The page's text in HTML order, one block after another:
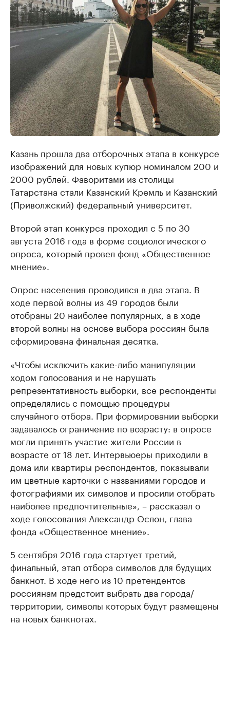
Казань прошла два отборочных этапа в конкурсе
изображений для новых купюр номиналом 200 и
2000 рублей. Фаворитами из столицы
Татарстана стали Казанский Кремль и Казанский
(Приволжский) федеральный университет.
Второй этап конкурса проходил с 5 по 30
августа 2016 года в форме социологического
опроса, который провел фонд «Общественное
мнение».
Опрос населения проводился в два этапа. В
ходе первой волны из 49 городов были
отобраны 20 наиболее популярных, а в ходе
второй волны на основе выбора россиян была
сформирована финальная десятка.
«Чтобы исключить какие-либо манипуляции
ходом голосования и не нарушать
репрезентативность выборки, все респонденты
определялись с помощью процедуры
случайного отбора. При формировании выборки
задавалось ограничение по возрасту: в опросе
могли принять участие жители России в
возрасте от 18 лет. Интервьюеры приходили в
дома или квартиры респондентов, показывали
им цветные карточки с названиями городов и
фотографиями их символов и просили отобрать
наиболее предпочтительные», – рассказал о
ходе голосования Александр Ослон, глава
фонда «Общественное мнение».
5 сентября 2016 года стартует третий,
финальный, этап отбора символов для будущих
банкнот. В ходе него из 10 претендентов
россиянам предстоит выбрать два города/
территории, символы которых будут размещены
на новых банкнотах.